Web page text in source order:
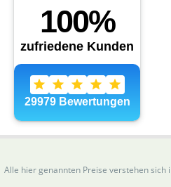
Alle hier genannten Preise verstehen